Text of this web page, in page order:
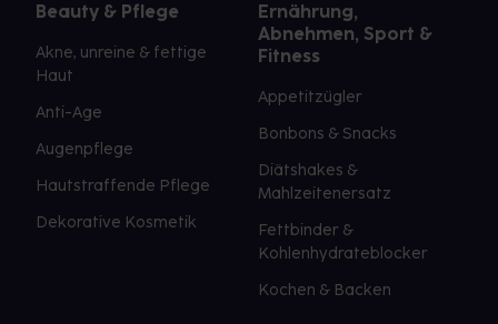
Beauty & Pflege
Akne, unreine & fettige
Haut
Anti-Age
Augenpflege
Hautstraffende Pflege
Dekorative Kosmetik
Ernährung,
Abnehmen, Sport &
Fitness
Appetitzügler
Bonbons & Snacks
Diätshakes &
Mahlzeitenersatz
Fettbinder &
Kohlenhydrateblocker
Kochen & Backen